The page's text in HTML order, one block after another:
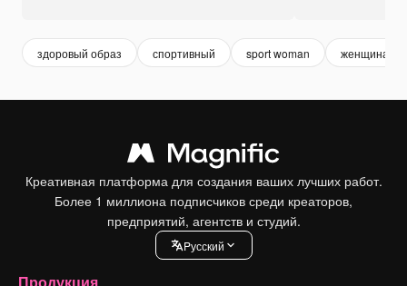
здоровый образ спортивный sport woman женщина
Креативная платформа для создания ваших лучших работ.
Более 1 миллиона подписчиков среди креаторов,
предприятий, агентств и студий.
Pусский